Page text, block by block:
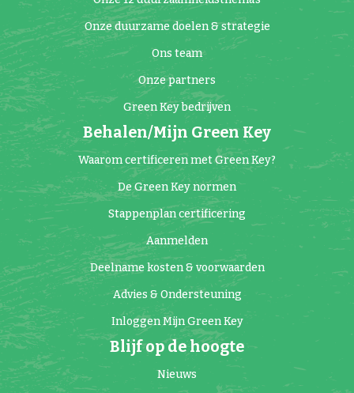
Onze duurzame doelen & strategie
Ons team
Onze partners
Green Key bedrijven
Behalen/Mijn Green Key
Waarom certificeren met Green Key?
De Green Key normen
Stappenplan certificering
Aanmelden
Deelname kosten & voorwaarden
Advies & Ondersteuning
Inloggen Mijn Green Key
Blijf op de hoogte
Nieuws